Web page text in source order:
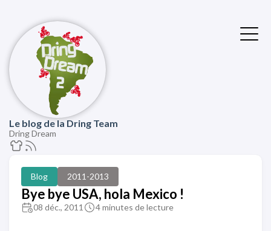
Le blog de la Dring Team
Dring Dream
Blog 2011-2013
Bye bye USA, hola Mexico !
08 déc., 2011 4 minutes de lecture